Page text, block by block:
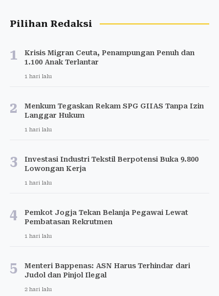
Pilihan Redaksi
1
Krisis Migran Ceuta, Penampungan Penuh dan
1.100 Anak Terlantar
1 hari lalu
2
Menkum Tegaskan Rekam SPG GIIAS Tanpa Izin
Langgar Hukum
1 hari lalu
3
Investasi Industri Tekstil Berpotensi Buka 9.800
Lowongan Kerja
1 hari lalu
4
Pemkot Jogja Tekan Belanja Pegawai Lewat
Pembatasan Rekrutmen
1 hari lalu
5
Menteri Bappenas: ASN Harus Terhindar dari
Judol dan Pinjol Ilegal
2 hari lalu